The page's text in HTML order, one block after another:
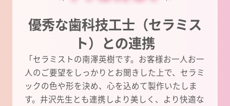
優秀な歯科技工士（セラミス
ト）との連携
「セラミストの南澤英樹です。お客様お一人お一
人のご要望をしっかりとお聞きした上で、セラミ
ックの色や形を決め、心を込めて製作いたしま
す。井沢先生とも連携しより美しく、より快適な